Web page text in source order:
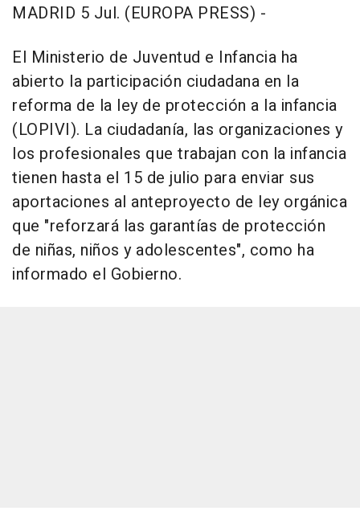
MADRID 5 Jul. (EUROPA PRESS) -
El Ministerio de Juventud e Infancia ha
abierto la participación ciudadana en la
reforma de la ley de protección a la infancia
(LOPIVI). La ciudadanía, las organizaciones y
los profesionales que trabajan con la infancia
tienen hasta el 15 de julio para enviar sus
aportaciones al anteproyecto de ley orgánica
que "reforzará las garantías de protección
de niñas, niños y adolescentes", como ha
informado el Gobierno.